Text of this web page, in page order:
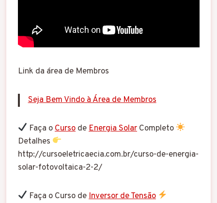
Link da área de Membros
Seja Bem Vindo à Área de Membros
Faça oCurso deEnergia Solar Completo
Detalhes
http://cursoeletricaecia.com.br/curso-de-energia-
solar-fotovoltaica-2-2/
Faça o Curso deInversor de Tensão